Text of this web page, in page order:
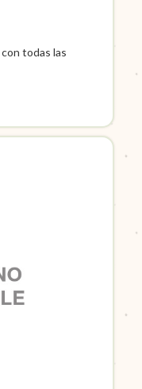
con todas las